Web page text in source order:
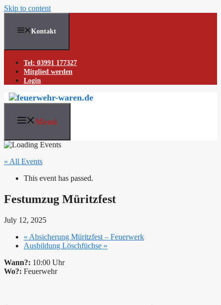
Skip to content
Kontakt
Tel: 03991 177327
Mitglied werden
Login
Menü
« All Events
This event has passed.
Festumzug Müritzfest
July 12, 2025
« Absicherung Müritzfest – Feuerwerk
Ausbildung Löschfüchse »
Wann?: 10:00 Uhr
Wo?: Feuerwehr